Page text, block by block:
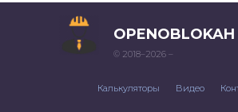
OPENOBLOKAH
© 2018–2026 –
Калькуляторы Видео